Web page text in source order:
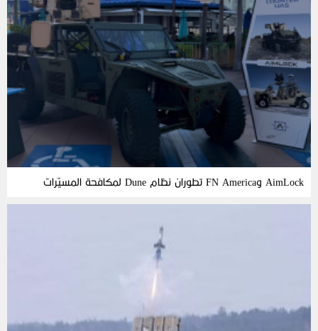
AimLock وFN America تطوران نظام Dune لمكافحة المسيّرات